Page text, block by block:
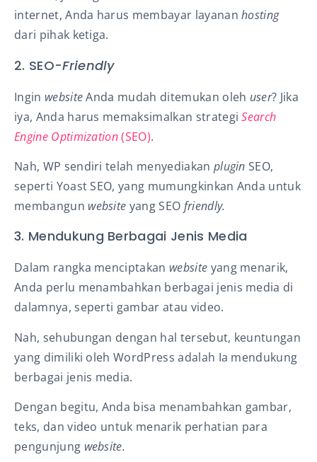
internet, Anda harus membayar layananhosting
dari pihak ketiga.
2. SEO-Friendly
Ingin websiteAnda mudah ditemukan oleh user? Jika
iya, Anda harus memaksimalkan strategiSearch
Engine Optimization(SEO).
Nah, WP sendiri telah menyediakan pluginSEO,
seperti Yoast SEO, yang mumungkinkan Anda untuk
membangun website yang SEO friendly.
3. Mendukung Berbagai Jenis Media
Dalam rangka menciptakan website yang menarik,
Anda perlu menambahkan berbagai jenis media di
dalamnya, seperti gambar atau video.
Nah, sehubungan dengan hal tersebut, keuntungan
yang dimiliki oleh WordPress adalah Ia mendukung
berbagai jenis media.
Dengan begitu, Anda bisa menambahkan gambar,
teks, dan video untuk menarik perhatian para
pengunjung website.